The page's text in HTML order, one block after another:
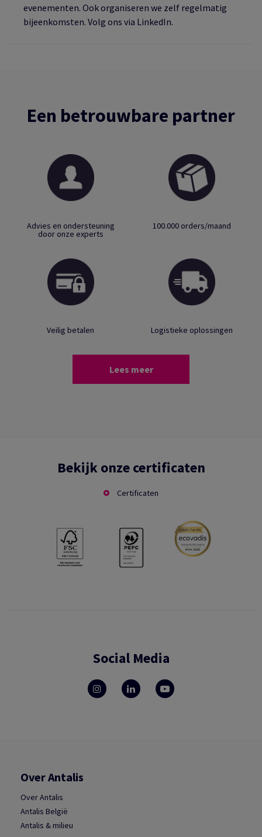
evenementen. Ook organiseren we zelf regelmatig
bijeenkomsten. Volg ons via LinkedIn.
Een betrouwbare partner
Advies en ondersteuning
door onze experts
100.000 orders/maand
Veilig betalen Logistieke oplossingen
Lees meer
Bekijk onze certificaten
Certificaten
Social Media
Over Antalis
Over Antalis
Antalis België
Antalis & milieu